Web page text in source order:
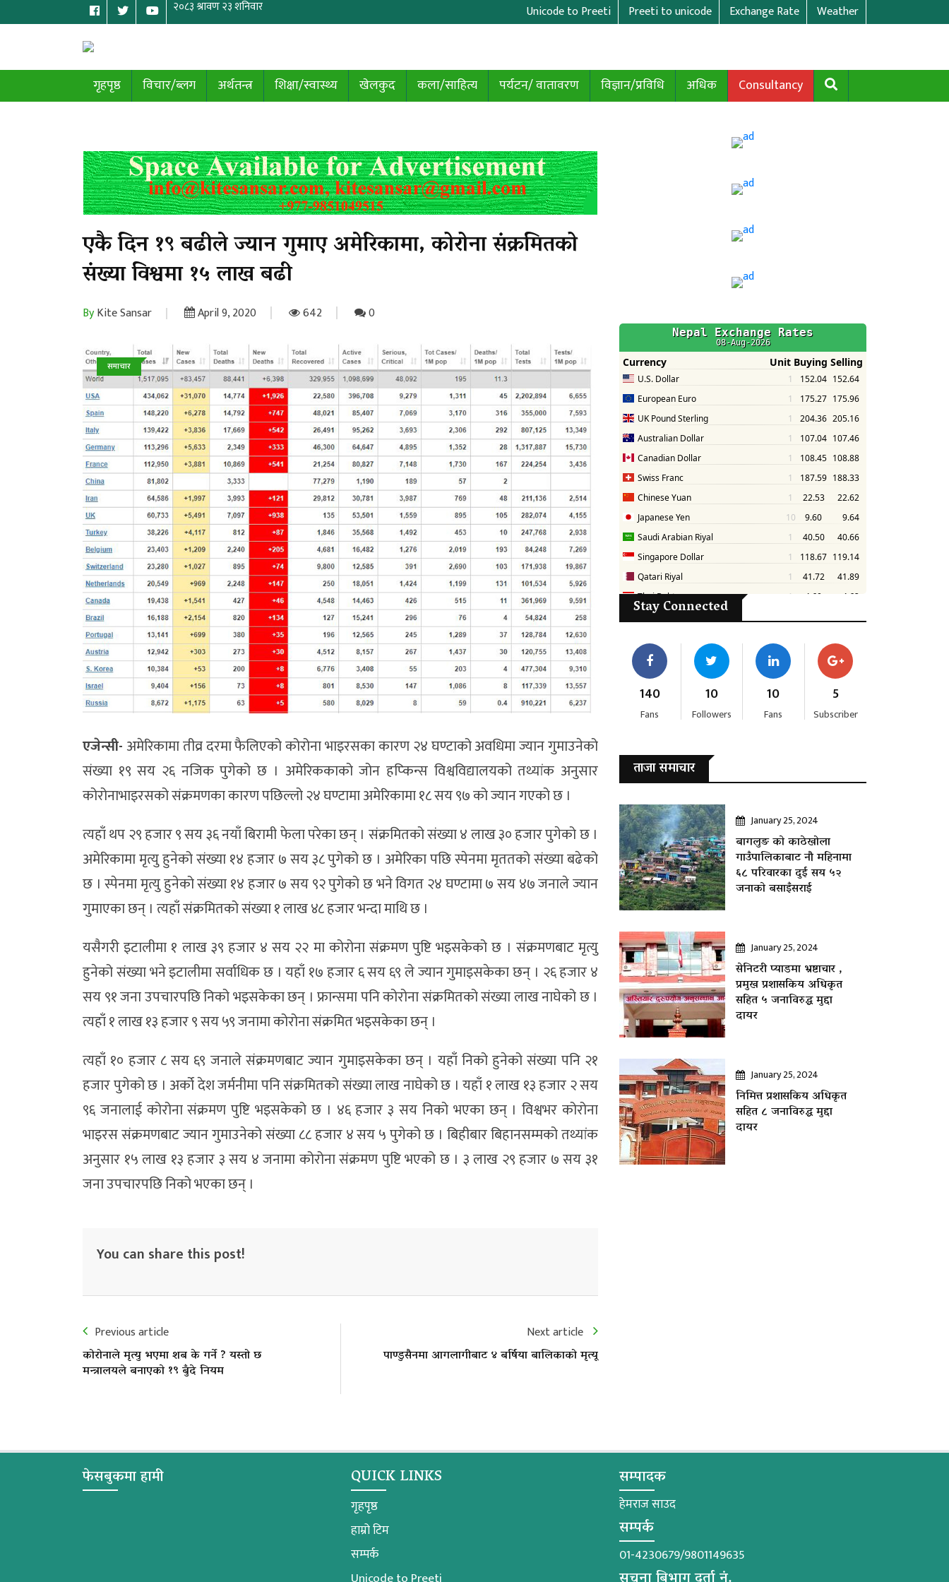
Unicode to Preeti Preeti to unicode Exchange Rate Weather
गृहपृष्ठ विचार/ब्लग अर्थतन्त्र शिक्षा/स्वास्थ्य खेलकुद कला/साहित्य पर्यटन/ वातावरण विज्ञान/प्रविधि अधिक Consultancy
एकै दिन १९ बढीले ज्यान गुमाए अमेरिकामा, कोरोना संक्रमितको
संख्या विश्वमा १५ लाख बढी
ByKite Sansar April 9, 2020 642 0
समाचार
एजेन्सी- अमेरिकामा तीव्र दरमा फैलिएको कोरोना भाइरसका कारण २४ घण्टाको अवधिमा ज्यान गुमाउनेको
संख्या १९ सय २६ नजिक पुगेको छ । अमेरिककाको जोन हप्किन्स विश्वविद्यालयको तथ्यांक अनुसार
कोरोनाभाइरसको संक्रमणका कारण पछिल्लो २४ घण्टामा अमेरिकामा १८ सय ९७ को ज्यान गएको छ ।
त्यहाँ थप २९ हजार ९ सय ३६ नयाँ बिरामी फेला परेका छन् । संक्रमितको संख्या ४ लाख ३० हजार पुगेको छ ।
अमेरिकामा मृत्यु हुनेको संख्या १४ हजार ७ सय ३८ पुगेको छ । अमेरिका पछि स्पेनमा मृततको संख्या बढेको
छ । स्पेनमा मृत्यु हुनेको संख्या १४ हजार ७ सय ९२ पुगेको छ भने विगत २४ घण्टामा ७ सय ४७ जनाले ज्यान
गुमाएका छन् । त्यहाँ संक्रमितको संख्या १ लाख ४८ हजार भन्दा माथि छ ।
यसैगरी इटालीमा १ लाख ३९ हजार ४ सय २२ मा कोरोना संक्रमण पुष्टि भइसकेको छ । संक्रमणबाट मृत्यु
हुनेको संख्या भने इटालीमा सर्वाधिक छ । यहाँ १७ हजार ६ सय ६९ ले ज्यान गुमाइसकेका छन् । २६ हजार ४
सय ९१ जना उपचारपछि निको भइसकेका छन् । फ्रान्समा पनि कोरोना संक्रमितको संख्या लाख नाघेको छ ।
त्यहाँ १ लाख १३ हजार ९ सय ५९ जनामा कोरोना संक्रमित भइसकेका छन् ।
त्यहाँ १० हजार ८ सय ६९ जनाले संक्रमणबाट ज्यान गुमाइसकेका छन् । यहाँ निको हुनेको संख्या पनि २१
हजार पुगेको छ । अर्को देश जर्मनीमा पनि संक्रमितको संख्या लाख नाघेको छ । यहाँ १ लाख १३ हजार २ सय
९६ जनालाई कोरोना संक्रमण पुष्टि भइसकेको छ । ४६ हजार ३ सय निको भएका छन् । विश्वभर कोरोना
भाइरस संक्रमणबाट ज्यान गुमाउनेको संख्या ८८ हजार ४ सय ५ पुगेको छ । बिहीबार बिहानसम्मको तथ्यांक
अनुसार १५ लाख १३ हजार ३ सय ४ जनामा कोरोना संक्रमण पुष्टि भएको छ । ३ लाख २९ हजार ७ सय ३१
जना उपचारपछि निको भएका छन् ।
You can share this post!
Previous article
कोरोनाले मृत्यु भएमा शब के गर्ने ? यस्तो छ
मन्त्रालयले बनाएकाे १९ बुँदे नियम
Next article
पाण्डुसैनमा आगलागीबाट ४ बर्षिया बालिकाको मृत्यू
Stay Connected
140
Fans
10
Followers
10
Fans
5
Subscriber
ताजा समाचार
January 25, 2024
बागलुङ काे काठेखोला
गाउँपालिकाबाट नौ महिनामा
६८ परिवारका दुई सय ५२
जनाकाे बसाइँसराई
January 25, 2024
सेनिटरी प्याडमा भ्रष्टाचार ,
प्रमुख प्रशासकिय अधिकृत
सहित ५ जनाविरुद्ध मुद्दा
दायर
January 25, 2024
निमित्त प्रशासकिय अधिकृत
सहित ८ जनाविरुद्ध मुद्दा
दायर
फेसबुकमा हामी QUICK LINKS
गृहपृष्ठ
हाम्रो टिम
सम्पर्क
सम्पादक
हेमराज साउद
सम्पर्क
01-4230679/9801149635